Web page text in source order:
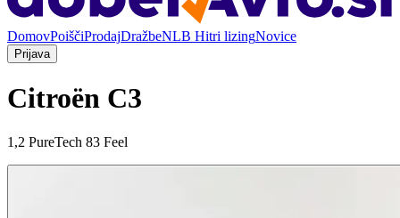
DomovPoiščiProdajDražbeNLB Hitri lizingNovice
Prijava
Citroën C3
1,2 PureTech 83 Feel